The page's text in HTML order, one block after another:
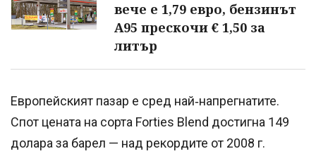
вече е 1,79 евро, бензинът
А95 прескочи € 1,50 за
литър
Европейският пазар е сред най‑напрегнатите.
Спот цената на сорта Forties Blend достигна 149
долара за барел — над рекордите от 2008 г.